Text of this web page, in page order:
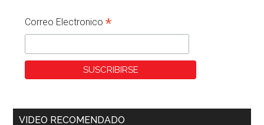
Correo Electronico*
VIDEO RECOMENDADO